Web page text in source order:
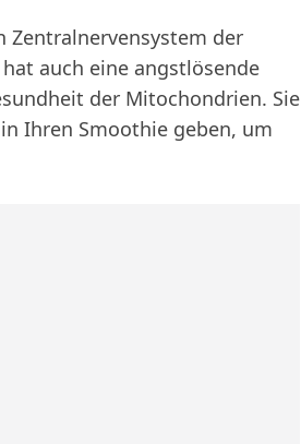
Zentralnervensystem der
auch eine angstlösende
der Mitochondrien. Sie
Ihren Smoothie geben, um